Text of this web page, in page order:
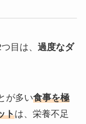
目は、 過度なダ
が多い食事を極
トは、栄養不足